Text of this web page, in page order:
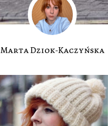
Marta Dziok-Kaczyńska